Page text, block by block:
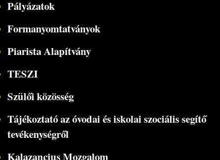
Pályázatok
Formanyomtatványok
Piarista Alapítvány
TESZI
Szülői közösség
Tájékoztató az óvodai és iskolai szociális segítő
tevékenységről
Kalazancius Mozgalom